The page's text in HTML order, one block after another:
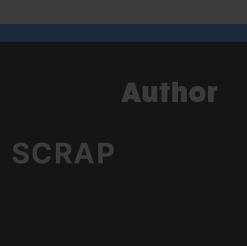
SCRAP